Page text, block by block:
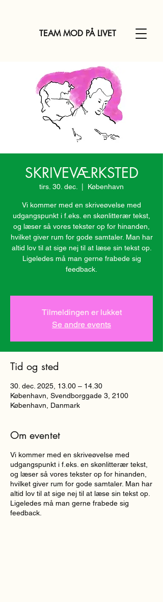
TEAM MOD PÅ LIVET
SKRIVEVÆRKSTED
tirs. 30. dec. København
Vi kommer med en skriveøvelse med
udgangspunkt i f.eks. en skønlitterær tekst,
og læser så vores tekster op for hinanden,
hvilket giver rum for gode samtaler. Man har
altid lov til at sige nej til at læse sin tekst op.
Ligeledes må man gerne frabede sig
feedback.
Tilmeldingen er lukket
Se andre events
Tid og sted
30. dec. 2025, 13.00 – 14.30
København, Svendborggade 3, 2100
København, Danmark
Om eventet
Vi kommer med en skriveøvelse med
udgangspunkt i f.eks. en skønlitterær tekst,
og læser så vores tekster op for hinanden,
hvilket giver rum for gode samtaler. Man har
altid lov til at sige nej til at læse sin tekst op.
Ligeledes må man gerne frabede sig
feedback.